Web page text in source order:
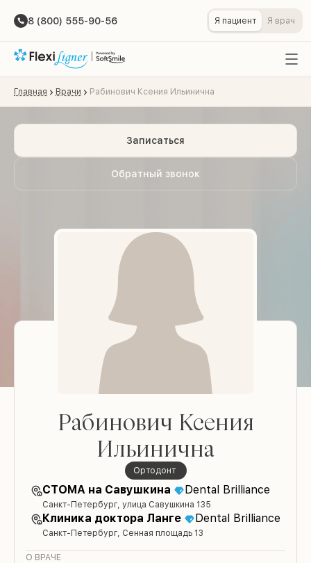
8 (800) 555-90-56 Я пациент Я врач
Главная Врачи Рабинович Ксения Ильинична
Обратный звонок
Записаться
Рабинович Ксения
Ильинична
ортодонт
СТОМА на Савушкина Dental Brilliance
Санкт-Петербург, улица Савушкина 135
Клиника доктора Ланге Dental Brilliance
Санкт-Петербург, Сенная площадь 13
О ВРАЧЕ